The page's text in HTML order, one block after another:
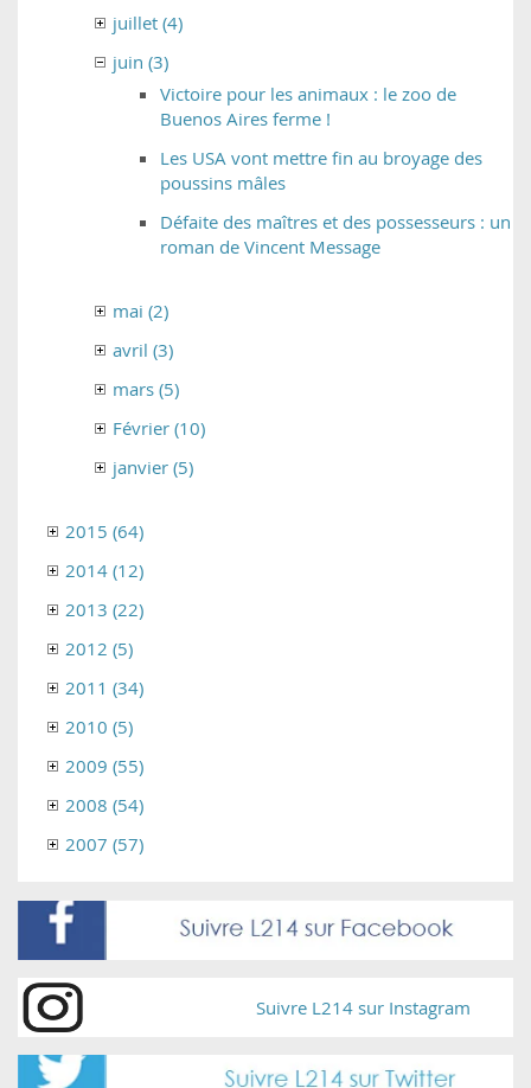
juillet (4)
juin (3)
Victoire pour les animaux : le zoo de
Buenos Aires ferme !
Les USA vont mettre fin au broyage des
poussins mâles
Défaite des maîtres et des possesseurs : un
roman de Vincent Message
mai (2)
avril (3)
mars (5)
Février (10)
janvier (5)
2015 (64)
2014 (12)
2013 (22)
2012 (5)
2011 (34)
2010 (5)
2009 (55)
2008 (54)
2007 (57)
Suivre L214 sur Instagram